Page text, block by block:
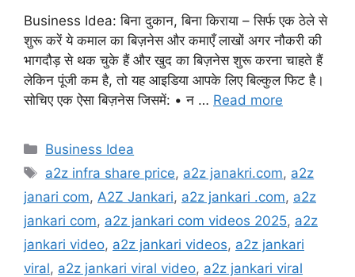
Business Idea: बिना दुकान, बिना किराया – सिर्फ एक ठेले से
शुरू करें ये कमाल का बिज़नेस और कमाएँ लाखों अगर नौकरी की
भागदौड़ से थक चुके हैं और खुद का बिज़नेस शुरू करना चाहते हैं
लेकिन पूंजी कम है, तो यह आइडिया आपके लिए बिल्कुल फिट है।
सोचिए एक ऐसा बिज़नेस जिसमें: • न … Read more
Categories
Business Idea
Tags
a2z infra share price, a2z janakri.com, a2z
janari com, A2Z Jankari, a2z jankari .com, a2z
jankari com, a2z jankari com videos 2025, a2z
jankari video, a2z jankari videos, a2z jankari
viral, a2z jankari viral video, a2z jankari viral